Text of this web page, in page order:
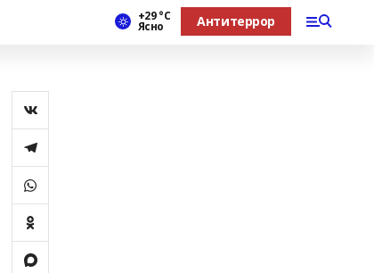
+29 °С
Ясно Антитеррор